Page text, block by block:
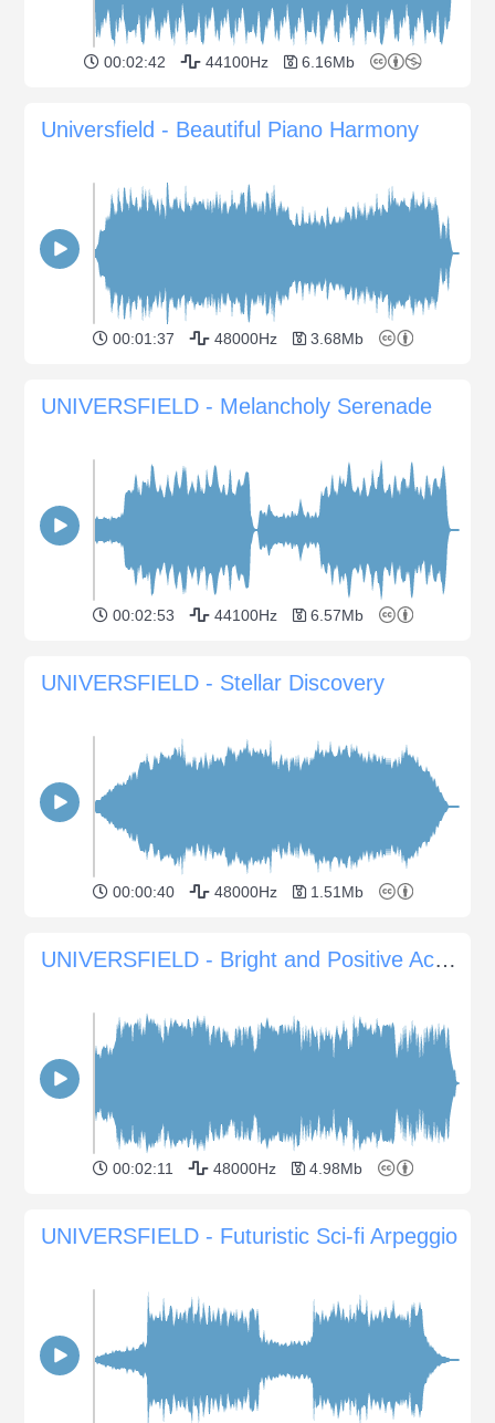
00:02:42 44100Hz 6.16Mb
Universfield - Beautiful Piano Harmony
00:01:37 48000Hz 3.68Mb
UNIVERSFIELD - Melancholy Serenade
00:02:53 44100Hz 6.57Mb
UNIVERSFIELD - Stellar Discovery
00:00:40 48000Hz 1.51Mb
UNIVERSFIELD - Bright and Positive Acoustic Melody
00:02:11 48000Hz 4.98Mb
UNIVERSFIELD - Futuristic Sci-fi Arpeggio